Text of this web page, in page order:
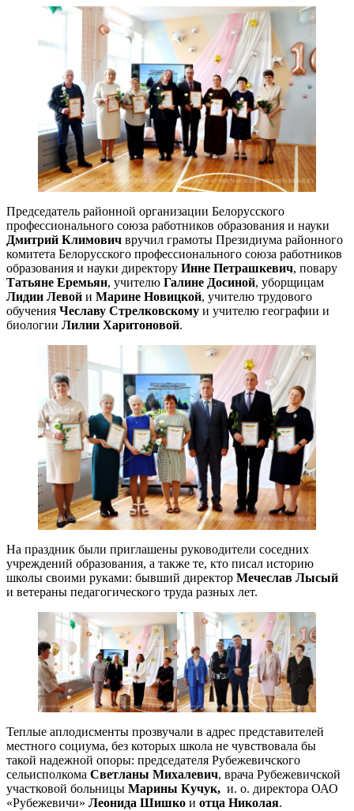
Председатель районной организации Белорусского
профессионального союза работников образования и науки
Дмитрий Климович вручил грамоты Президиума районного
комитета Белорусского профессионального союза работников
образования и науки директору Инне Петрашкевич, повару
Татьяне Еремьян, учителю Галине Досиной, уборщицам
Лидии Левой и Марине Новицкой, учителю трудового
обучения Чеславу Стрелковскому и учителю географии и
биологии Лилии Харитоновой.
На праздник были приглашены руководители соседних
учреждений образования, а также те, кто писал историю
школы своими руками: бывший директор Мечеслав Лысый
и ветераны педагогического труда разных лет.
Теплые аплодисменты прозвучали в адрес представителей
местного социума, без которых школа не чувствовала бы
такой надежной опоры: председателя Рубежевичского
сельисполкома Светланы Михалевич, врача Рубежевичской
участковой больницы Марины Кучук, и. о. директора ОАО
«Рубежевичи» Леонида Шишко и отца Николая.